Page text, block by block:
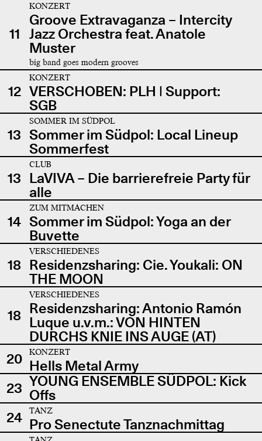
11
KONZERT
Groove Extravaganza – Intercity
Jazz Orchestra feat. Anatole
Muster
big band goes modern grooves
12
KONZERT
VERSCHOBEN: PLH | Support:
SGB
13
SOMMER IM SÜDPOL
Sommer im Südpol: Local Lineup
Sommerfest
13
CLUB
LaVIVA – Die barrierefreie Party für
alle
14
ZUM MITMACHEN
Sommer im Südpol: Yoga an der
Buvette
18
VERSCHIEDENES
Residenzsharing: Cie. Youkali: ON
THE MOON
18
VERSCHIEDENES
Residenzsharing: Antonio Ramón
Luque u.v.m.: VON HINTEN
DURCHS KNIE INS AUGE (AT)
20
KONZERT
Hells Metal Army
23 YOUNG ENSEMBLE SÜDPOL: Kick
Offs
24
TANZ
Pro Senectute Tanznachmittag